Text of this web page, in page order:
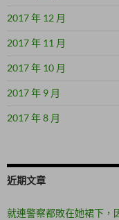
2017 年 12 月
2017 年 11 月
2017 年 10 月
2017 年 9 月
2017 年 8 月
近期文章
就連警察都敗在她裙下，